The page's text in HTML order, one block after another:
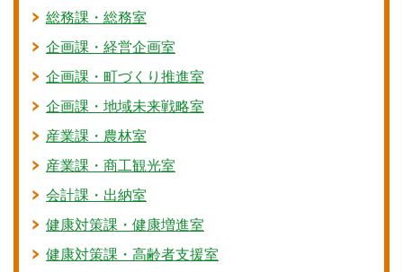
総務課・総務室
企画課・経営企画室
企画課・町づくり推進室
企画課・地域未来戦略室
産業課・農林室
産業課・商工観光室
会計課・出納室
健康対策課・健康増進室
健康対策課・高齢者支援室